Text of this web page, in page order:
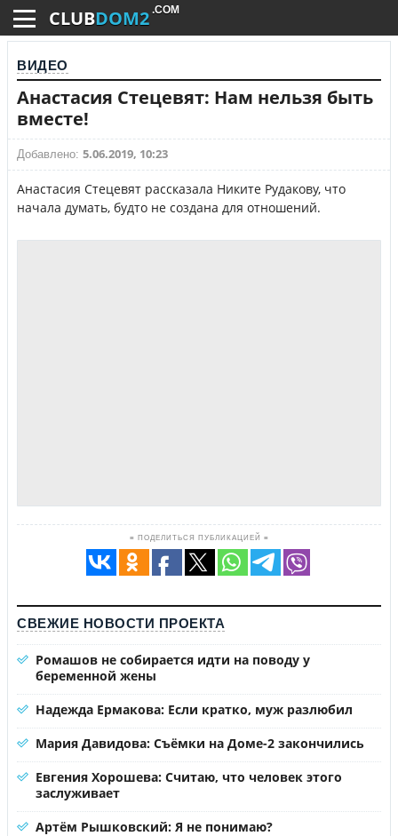
CLUBDOM2 .COM
ВИДЕО
Анастасия Стецевят: Нам нельзя быть
вместе!
Добавлено: 5.06.2019, 10:23
Анастасия Стецевят рассказала Никите Рудакову, что
начала думать, будто не создана для отношений.
≡ ПОДЕЛИТЬСЯ ПУБЛИКАЦИЕЙ ≡
СВЕЖИЕ НОВОСТИ ПРОЕКТА
Ромашов не собирается идти на поводу у
беременной жены
Надежда Ермакова: Если кратко, муж разлюбил
Мария Давидова: Съёмки на Доме-2 закончились
Евгения Хорошева: Считаю, что человек этого
заслуживает
Артём Рышковский: Я не понимаю?